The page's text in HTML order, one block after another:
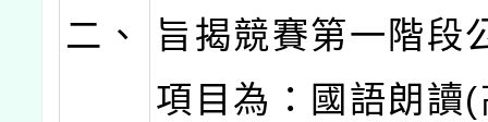
二、
旨揭競賽第一階段
項目為：國語朗讀